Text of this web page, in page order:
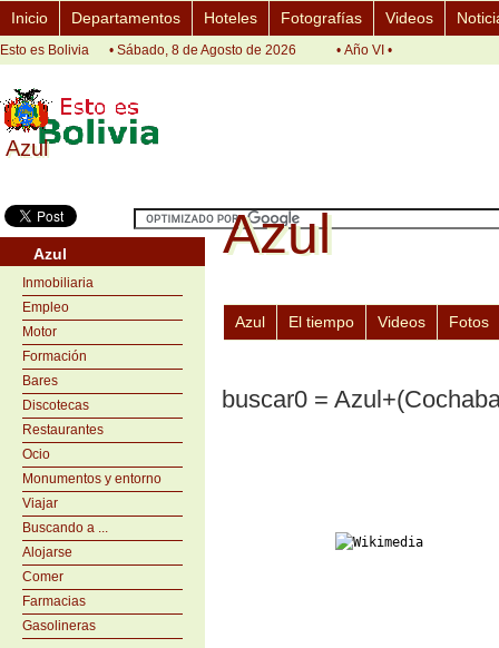
Azul
Azul
Inicio Departamentos Hoteles Fotografías Videos
Esto es Bolivia • Sábado, 8 de Agosto de 2026 • Año VI •
Azul
Inmobiliaria
Empleo
Motor
Formación
Bares
Discotecas
Restaurantes
Ocio
Monumentos y entorno
Viajar
Buscando a ...
Alojarse
Comer
Farmacias
Gasolineras
Azul
Azul
Azul El tiempo Videos Fotos
buscar0 =